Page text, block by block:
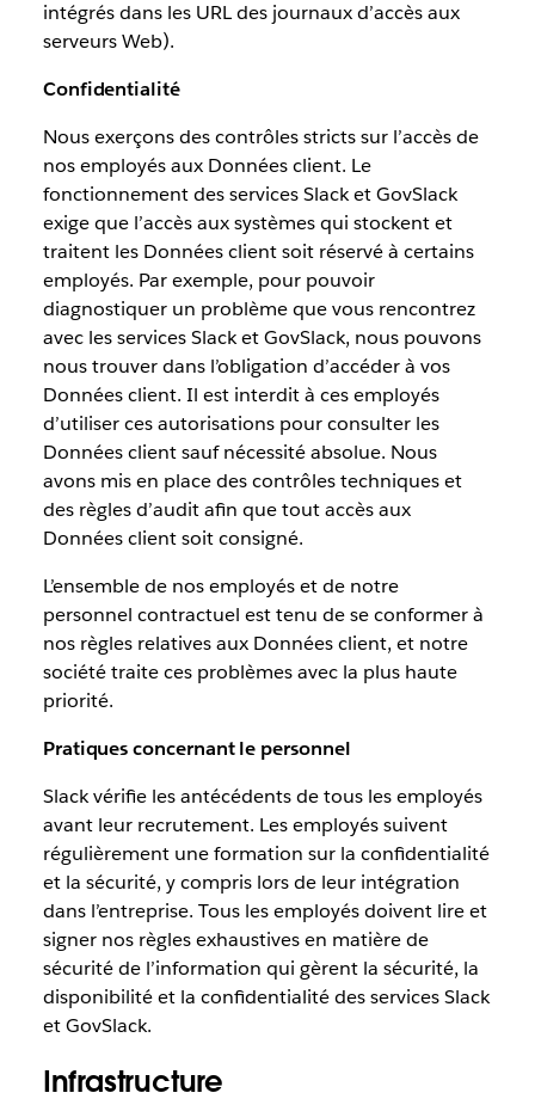
intégrés dans les URL des journaux d’accès aux
serveurs Web).
Confidentialité
Nous exerçons des contrôles stricts sur l’accès de
nos employés aux Données client. Le
fonctionnement des services Slack et GovSlack
exige que l’accès aux systèmes qui stockent et
traitent les Données client soit réservé à certains
employés. Par exemple, pour pouvoir
diagnostiquer un problème que vous rencontrez
avec les services Slack et GovSlack, nous pouvons
nous trouver dans l’obligation d’accéder à vos
Données client. Il est interdit à ces employés
d’utiliser ces autorisations pour consulter les
Données client sauf nécessité absolue. Nous
avons mis en place des contrôles techniques et
des règles d’audit afin que tout accès aux
Données client soit consigné.
L’ensemble de nos employés et de notre
personnel contractuel est tenu de se conformer à
nos règles relatives aux Données client, et notre
société traite ces problèmes avec la plus haute
priorité.
Pratiques concernant le personnel
Slack vérifie les antécédents de tous les employés
avant leur recrutement. Les employés suivent
régulièrement une formation sur la confidentialité
et la sécurité, y compris lors de leur intégration
dans l’entreprise. Tous les employés doivent lire et
signer nos règles exhaustives en matière de
sécurité de l’information qui gèrent la sécurité, la
disponibilité et la confidentialité des services Slack
et GovSlack.
Infrastructure